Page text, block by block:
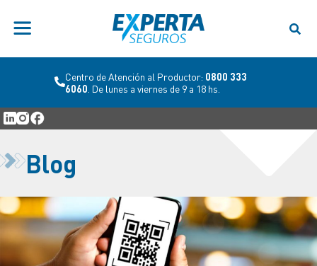
Centro de Atención al Productor: 0800 333
6060 . De lunes a viernes de 9 a 18 hs.
Blog